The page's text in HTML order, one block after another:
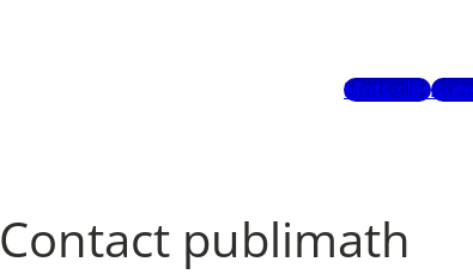
Mots-clés
Contact publimath